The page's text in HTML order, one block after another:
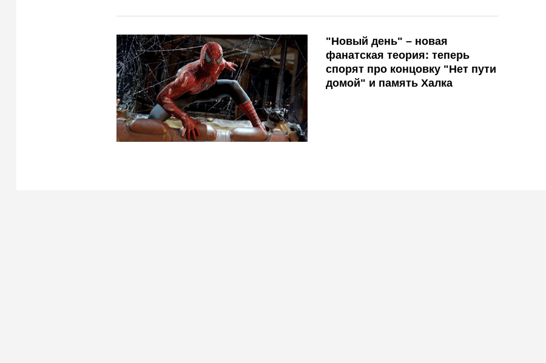
"Новый день" – новая
фанатская теория: теперь
спорят про концовку "Нет пути
домой" и память Халка